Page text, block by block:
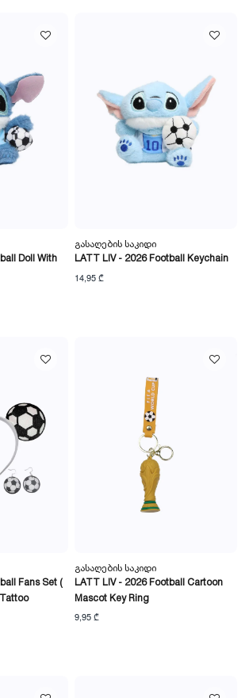
Doll With
Გასაღების Საკიდი
LATT LIV - 2026 Football Keychain
14,95 ₾
Fans Set (
Გასაღების Საკიდი
LATT LIV - 2026 Football Cartoon
Mascot Key Ring
9,95 ₾